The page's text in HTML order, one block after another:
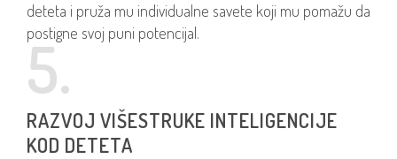
deteta i pruža mu individualne savete koji mu pomažu da
postigne svoj puni potencijal.
5.
RAZVOJ VIŠESTRUKE INTELIGENCIJE
KOD DETETA